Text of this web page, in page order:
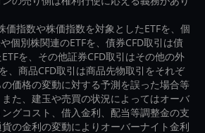
価指数や株価指数を対象としたETFを、個
個別株関連のETFを、債券CFD取引は債
を、その他証券CFD取引はその他の外
、商品CFD取引は商品先物取引をそれぞ
価格の変動に対する予測を誤った場合等
た、建玉や売買の状況によってはオーバ
グコスト、借入金利、配当等調整金の支
の金利の変動によりオーバーナイト金利